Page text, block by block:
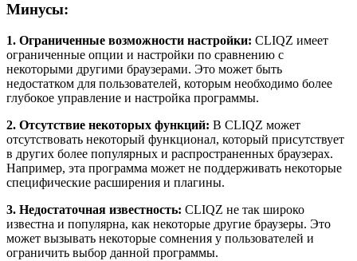
Минусы:
1. Ограниченные возможности настройки: CLIQZ имеет
ограниченные опции и настройки по сравнению с
некоторыми другими браузерами. Это может быть
недостатком для пользователей, которым необходимо более
глубокое управление и настройка программы.
2. Отсутствие некоторых функций: В CLIQZ может
отсутствовать некоторый функционал, который присутствует
в других более популярных и распространенных браузерах.
Например, эта программа может не поддерживать некоторые
специфические расширения и плагины.
3. Недостаточная известность: CLIQZ не так широко
известна и популярна, как некоторые другие браузеры. Это
может вызывать некоторые сомнения у пользователей и
ограничить выбор данной программы.